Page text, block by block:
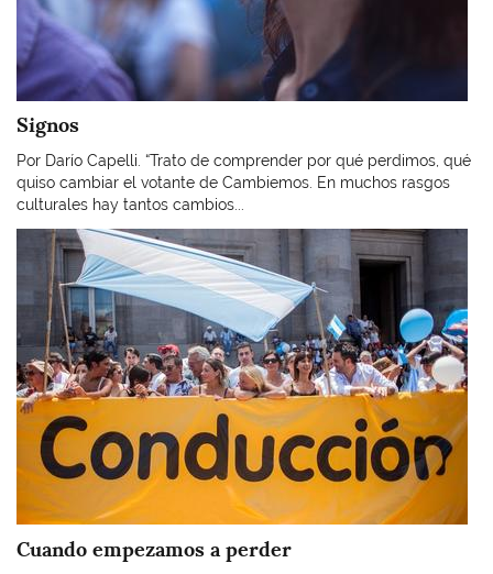
Signos
Por Darío Capelli. “Trato de comprender por qué perdimos, qué
quiso cambiar el votante de Cambiemos. En muchos rasgos
culturales hay tantos cambios...
Imagen
Cuando empezamos a perder